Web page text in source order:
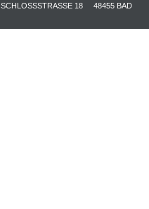
SCHLOSSSTRASSE 18 48455 BAD